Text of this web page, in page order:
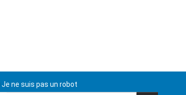
Je ne suis pas un robot